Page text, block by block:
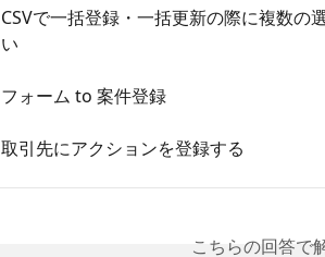
CSVで一括登録・一括更新の際に複数の
い
フォーム to 案件登録
取引先にアクションを登録する
こちらの回答で